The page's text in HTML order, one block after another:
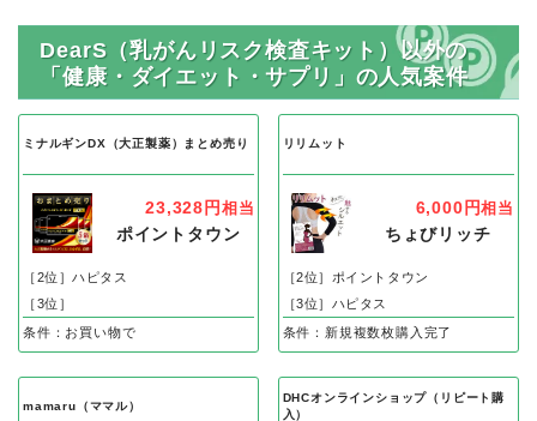
DearS（乳がんリスク検査キット）以外の
「健康・ダイエット・サプリ」の人気案件
ミナルギンDX（大正製薬）まとめ売り
23,328円 相当
ポイントタウン
［2位］ハピタス
［3位］
条件：お買い物で
リリムット
6,000円相当
ちょびリッチ
［2位］ポイントタウン
［3位］ハピタス
条件：新規複数枚購入完了
mamaru（ママル）
DHCオンラインショップ（リピート購
入）